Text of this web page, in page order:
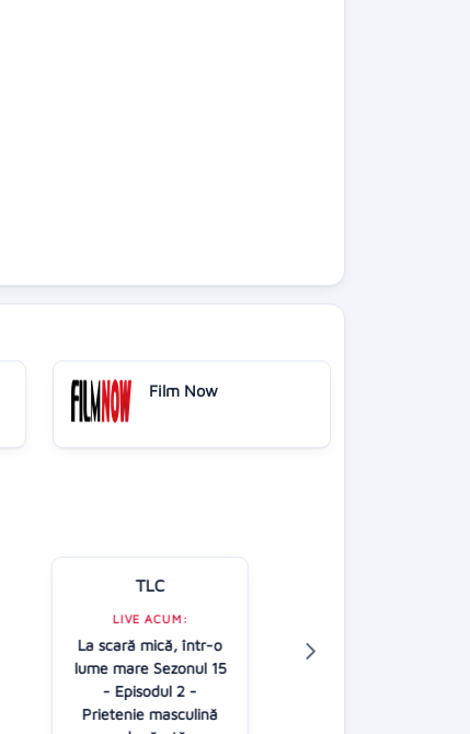
Film Now
TLC
LIVE ACUM:
La scară mică, într-o
lume mare Sezonul 15
- Episodul 2 -
Prietenie masculină